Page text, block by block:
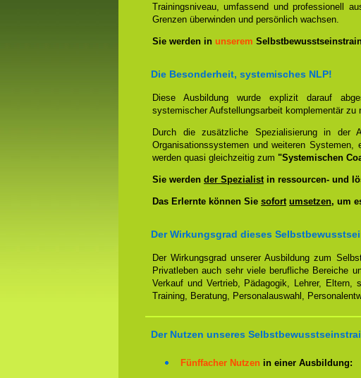
Trainingsniveau, umfassend und professionell
Grenzen überwinden und persönlich wachsen.
Sie werden in unserem
Die Besonderheit, systemisches NLP!
Diese Ausbildung wurde explizit darauf
systemischer Aufstellungsarbeit komplementär zu
Durch die zusätzliche Spezialisierung in der
Organisationssystemen und weiteren Systemen,
werden quasi gleichzeitig zum "Systemischen
Sie werden der Spezialistin ressourcen- und
Das Erlernte können Sie sofort umsetzen, um
Der Wirkungsgrad dieses
Der Wirkungsgrad unserer Ausbildung zum
Privatleben auch sehr viele berufliche Bereiche
Verkauf und Vertrieb, Pädagogik, Lehrer, Eltern,
Training, Beratung, Personalauswahl,
Der Nutzen unseres
Fünffacher Nutzen in einer Ausbildung: